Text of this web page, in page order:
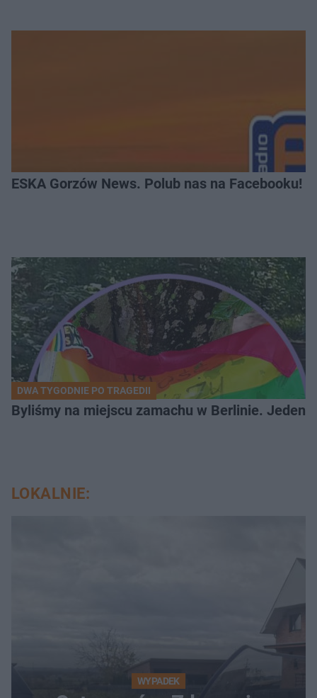
ESKA Gorzów News. Polub nas na Facebooku!
DWA TYGODNIE PO TRAGEDII
Byliśmy na miejscu zamachu w Berlinie. Jeden
LOKALNIE:
WYPADEK